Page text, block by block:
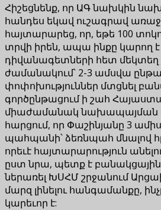
Հիշեցնենք, որ ԱԳ նախկին
հանդես եկավ ուշագրավ
հայտարարեց, որ, եթե 100
տրվի իրեն, ապա ինքը կարող է
դիվանագետների հետ
ժամանակում՝ 2-3 ամսվա
փոփոխություններ մտցնել
գործընթացում ի շահ
միաժամանակ նախապայման է
հարցում, որ Փաշինյանը 3 ամիս
պահպանի՝ ձեռնպահ մնալով
որեւէ հայտարարություն
ըստ նրա, պետք է
ներառել ԽՍՀՄ շրջանում
մարզ լինելու հանգամանքը,
կարեւոր է: